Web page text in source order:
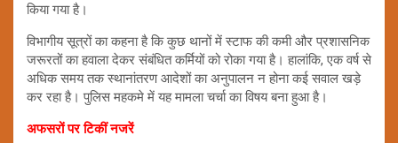
किया गया है।
विभागीय सूत्रों का कहना है कि कुछ थानों में स्टाफ की कमी और प्रशासनिक
जरूरतों का हवाला देकर संबंधित कर्मियों को रोका गया है। हालांकि, एक वर्ष से
अधिक समय तक स्थानांतरण आदेशों का अनुपालन न होना कई सवाल खड़े
कर रहा है। पुलिस महकमे में यह मामला चर्चा का विषय बना हुआ है।
अफसरों पर टिकीं नजरें